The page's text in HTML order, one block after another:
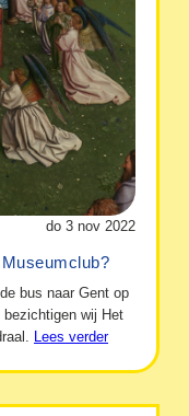
do 3 nov 2022
bus naar Gent op
bezichtigen wij Het
Lees verder